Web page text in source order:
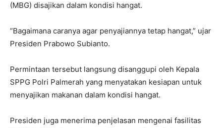
(MBG) disajikan dalam kondisi hangat.
“Bagaimana caranya agar penyajiannya tetap hangat,” ujar
Presiden Prabowo Subianto.
Permintaan tersebut langsung disanggupi oleh Kepala
SPPG Polri Palmerah yang menyatakan kesiapan untuk
menyajikan makanan dalam kondisi hangat.
Presiden juga menerima penjelasan mengenai fasilitas